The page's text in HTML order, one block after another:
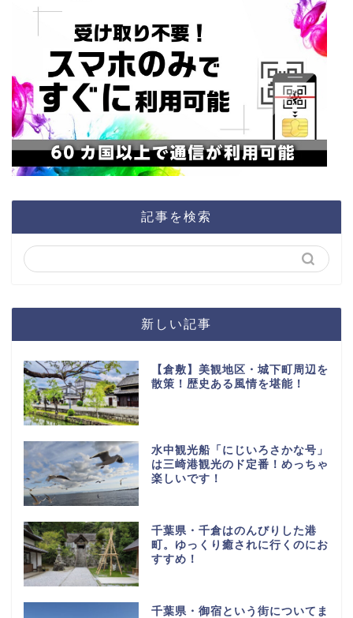
記事を検索
新しい記事
【倉敷】美観地区・城下町周辺を
散策！歴史ある風情を堪能！
水中観光船「にじいろさかな号」
は三崎港観光のド定番！めっちゃ
楽しいです！
千葉県・千倉はのんびりした港
町。ゆっくり癒されに行くのにお
すすめ！
千葉県・御宿という街についてま